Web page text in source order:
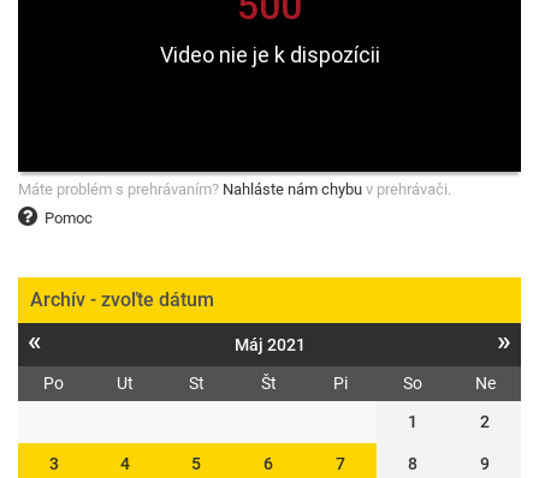
Pomoc
Máte problém s prehrávaním? Nahláste nám chybu v prehrávači.
Archív - zvoľte dátum
« Máj 2021 »
Po Ut St Št Pi So
Ne
1
2
3 4 5 6 7 8 9